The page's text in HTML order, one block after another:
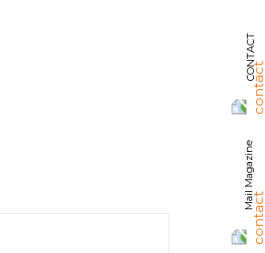
CONTACT
Mail Magazine